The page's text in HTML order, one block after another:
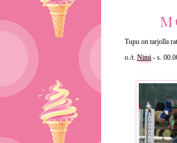
Tupu on tarjolla
o./t. Nimi- s.